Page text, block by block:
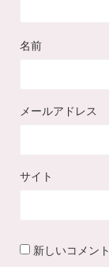
名前
メールアドレス
サイト
新しいコメン